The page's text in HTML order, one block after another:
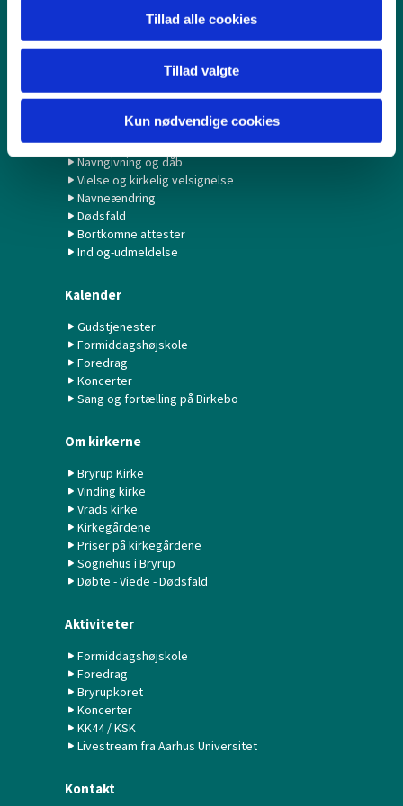
Tillad alle cookies
Tillad valgte
Kun nødvendige cookies
Konfirmation/Konfirmander
Minikonfirmander
Hvad gør jeg ved...?
Fødselsanmeldelse
Navngivning og dåb
Vielse og kirkelig velsignelse
Navneændring
Dødsfald
Bortkomne attester
Ind og-udmeldelse
Kalender
Gudstjenester
Formiddagshøjskole
Foredrag
Koncerter
Sang og fortælling på Birkebo
Om kirkerne
Bryrup Kirke
Vinding kirke
Vrads kirke
Kirkegårdene
Priser på kirkegårdene
Sognehus i Bryrup
Døbte - Viede - Dødsfald
Aktiviteter
Formiddagshøjskole
Foredrag
Bryrupkoret
Koncerter
KK44 / KSK
Livestream fra Aarhus Universitet
Kontakt